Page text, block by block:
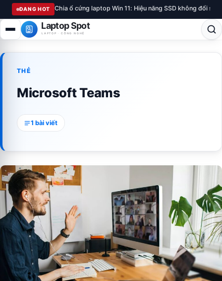
ĐANG HOT Chia ổ cứng laptop Win 11: Hiệu năng SSD không đổi
Laptop Spot
LAPTOP · CÔNG NGHỆ
THẺ
Microsoft Teams
1 bài viết